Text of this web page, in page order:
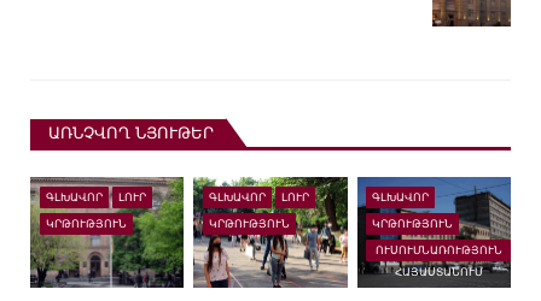
ԱՌՆՉՎՈՂ ՆՅՈՒԹԵՐ
ԳԼԽԱՎՈՐ ԼՈՒՐ
ԿՐԹՈՒԹՅՈՒՆ
ԳԼԽԱՎՈՐ ԼՈՒՐ
ԿՐԹՈՒԹՅՈՒՆ
ԳԼԽԱՎՈՐ
ԿՐԹՈՒԹՅՈՒՆ
ՈՒՍՈՒՄՆԱՌՈՒԹՅՈՒՆ
ՀԱՅԱՍՏԱՆՈՒՄ